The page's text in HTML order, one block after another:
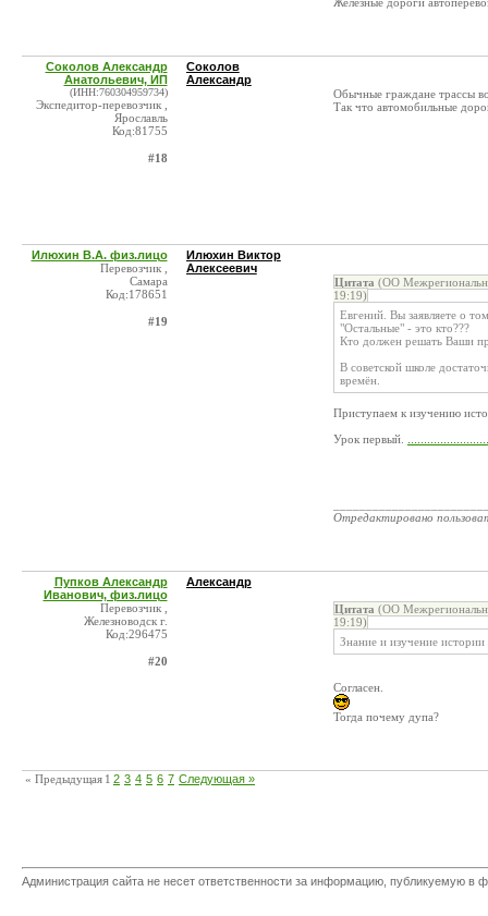
Соколов Александр
Анатольевич, ИП
(ИНН:760304959734)
Экспедитор-перевозчик ,
Ярославль
Код:81755
#18
Соколов
Александр
Обычные граждане трассы
Так что автомобильные
Илюхин В.А. физ.лицо
Перевозчик ,
Самара
Код:178651
#19
Илюхин Виктор
Алексеевич
Цитата (ОО
19:19)
Евгений. Вы заявляете о
"Остальные" - это кто???
Кто должен решать Ваши
В советской школе
времён.
Приступаем к изучению
Урок первый.
Отредактировано
Пупков Александр
Иванович, физ.лицо
Перевозчик ,
Железноводск г.
Код:296475
#20
Александр
Цитата (ОО
19:19)
Знание и изучение
Согласен.
Тогда почему дупа?
« Предыдущая 1 2 3 4 5 6 7 Следующая »
Администрация сайта не несет ответственности за информацию, публикуемую